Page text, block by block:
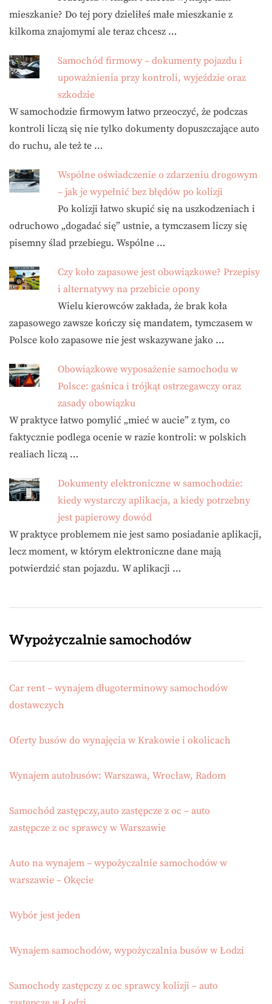
mieszkanie? Do tej pory dzieliłeś małe mieszkanie z
kilkoma znajomymi ale teraz chcesz …
Samochód firmowy – dokumenty pojazdu i
upoważnienia przy kontroli, wyjeździe oraz
szkodzie
W samochodzie firmowym łatwo przeoczyć, że podczas
kontroli liczą się nie tylko dokumenty dopuszczające auto
do ruchu, ale też te …
Wspólne oświadczenie o zdarzeniu drogowym
– jak je wypełnić bez błędów po kolizji
Po kolizji łatwo skupić się na uszkodzeniach i
odruchowo „dogadać się” ustnie, a tymczasem liczy się
pisemny ślad przebiegu. Wspólne …
Czy koło zapasowe jest obowiązkowe? Przepisy
i alternatywy na przebicie opony
Wielu kierowców zakłada, że brak koła
zapasowego zawsze kończy się mandatem, tymczasem w
Polsce koło zapasowe nie jest wskazywane jako …
Obowiązkowe wyposażenie samochodu w
Polsce: gaśnica i trójkąt ostrzegawczy oraz
zasady obowiązku
W praktyce łatwo pomylić „mieć w aucie” z tym, co
faktycznie podlega ocenie w razie kontroli: w polskich
realiach liczą …
Dokumenty elektroniczne w samochodzie:
kiedy wystarczy aplikacja, a kiedy potrzebny
jest papierowy dowód
W praktyce problemem nie jest samo posiadanie aplikacji,
lecz moment, w którym elektroniczne dane mają
potwierdzić stan pojazdu. W aplikacji …
Wypożyczalnie samochodów
Car rent – wynajem długoterminowy samochodów
dostawczych
Oferty busów do wynajęcia w Krakowie i okolicach
Wynajem autobusów: Warszawa, Wrocław, Radom
Samochód zastępczy,auto zastępcze z oc – auto
zastępcze z oc sprawcy w Warszawie
Auto na wynajem – wypożyczalnie samochodów w
warszawie – Okęcie
Wybór jest jeden
Wynajem samochodów, wypożyczalnia busów w Łodzi
Samochody zastępczy z oc sprawcy kolizji – auto